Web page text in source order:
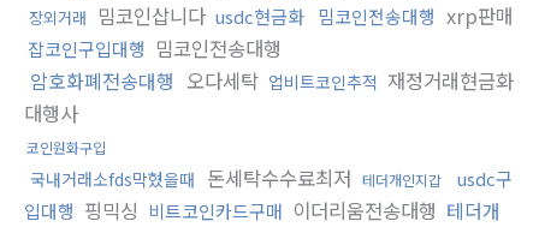
장외거래 밈코인삽니다 usdc현금화 밈코인전송대행 xrp판매
잡코인구입대행 밈코인전송대행
암호화폐전송대행 오다세탁 업비트코인추적 재정거래현금화
대행사
코인원화구입
국내거래소fds막혔을때 돈세탁수수료최저 테더개인지갑
usdc구
입대행 핑믹싱 비트코인카드구매 이더리움전송대행 테더개